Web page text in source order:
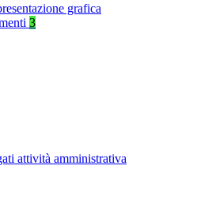
grafica
3
attività amministrativa